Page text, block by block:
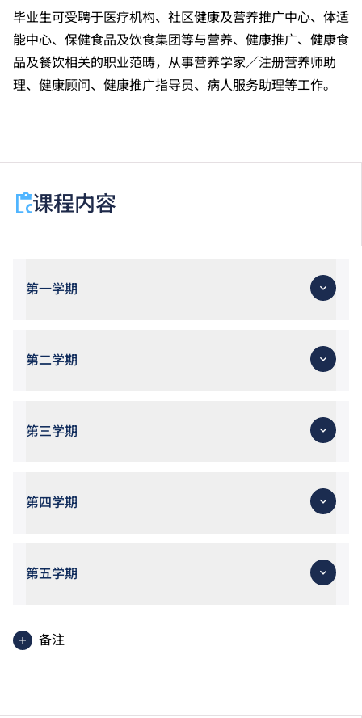
毕业生可受聘于医疗机构、社区健康及营养推广中心、体适
能中心、保健食品及饮食集团等与营养、健康推广、健康食
品及餐饮相关的职业范畴，从事营养学家／注册营养师助
理、健康顾问、健康推广指导员、病人服务助理等工作。
课程内容
第一学期
第二学期
第三学期
第四学期
第五学期
备注